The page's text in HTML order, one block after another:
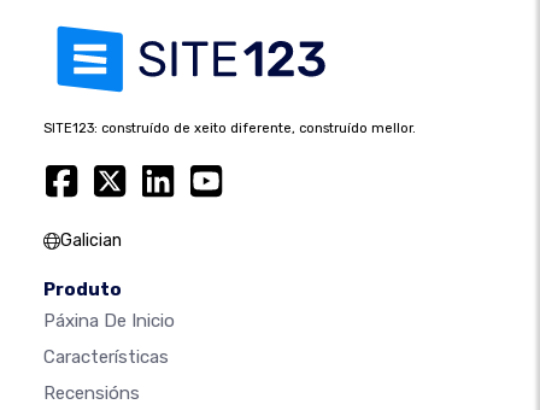
SITE123: construído de xeito diferente, construído mellor.
Galician
Produto
Páxina De Inicio
Características
Recensións